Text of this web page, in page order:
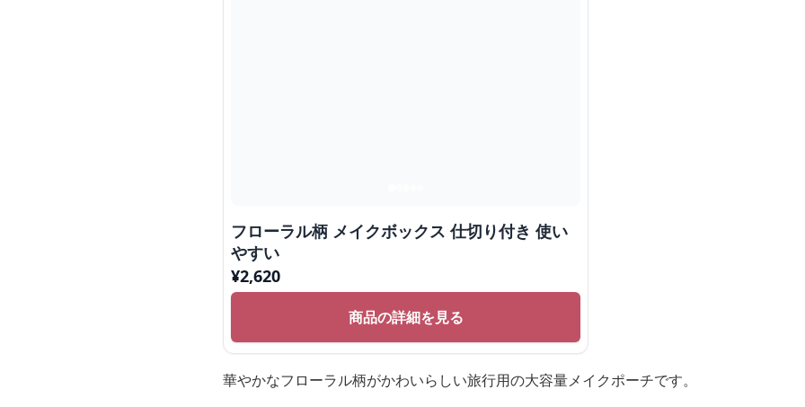
フローラル柄 メイクボックス 仕切り付き 使い
やすい
¥2,620
商品の詳細を見る
華やかなフローラル柄がかわいらしい旅行用の大容量メイクポーチです。